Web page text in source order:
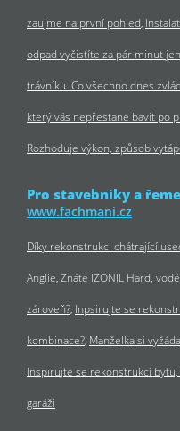
zaujme na první pohled
odpad vyčistíte za pár minut
trávníku. Co všechno dnes
který vás nepřestane bavit po
Rozhoduje výkon, způsob
Pro stavebníky a
www.fachmani.cz
Díky rekonstrukci chátrající
Anglie Znáte IZONIL Hard,
zároveň? Inpsirujte se
kombinace? Manželka si
Inspirujte se rekonstrukcí
garáži